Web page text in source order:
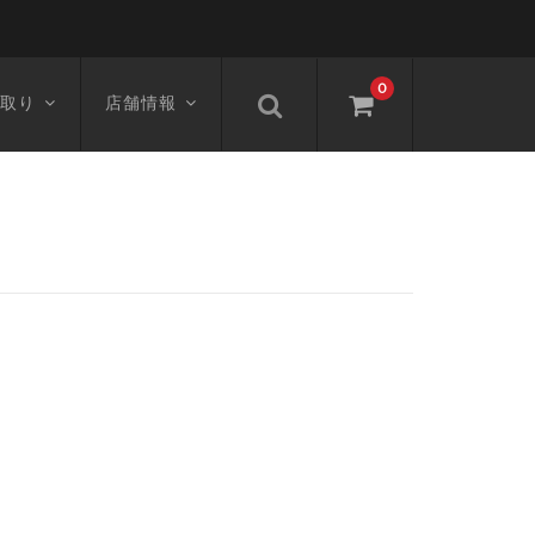
0
り 店舗情報